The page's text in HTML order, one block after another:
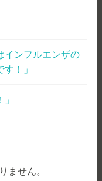
インフルエンザの
！」
ません。